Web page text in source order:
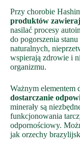
Przy chorobie
produktów
nasilać procesy
do pogorszenia
naturalnych,
wspierają zdrowie i
organizmu.
Ważnym elementem
dostarczanie
minerały są
funkcjonowania
odpornościowy.
jak orzechy